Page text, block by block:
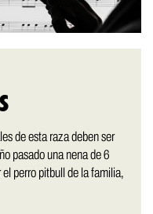
de esta raza deben ser
pasado una nena de 6
perro pitbull de la familia,